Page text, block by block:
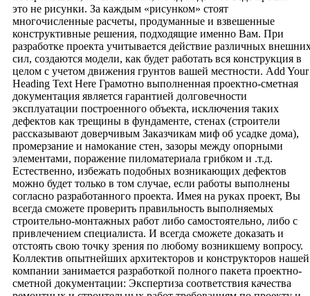
это не рисунки. За каждым «рисунком» стоят
многочисленные расчеты, продуманные и взвешенные
конструктивные решения, подходящие именно Вам. При
разработке проекта учитывается действие различных
сил, создаются модели, как будет работать вся конструкция в
целом с учетом движения грунтов вашей местности. Add Your
Heading Text Here Грамотно выполненная проектно-сметная
документация является гарантией долговечности
эксплуатации построенного объекта, исключения таких
дефектов как трещины в фундаменте, стенах (строители
рассказывают доверчивым Заказчикам миф об усадке дома),
промерзание и намокание стен, зазоры между опорными
элементами, поражение пиломатериала грибком и .т.д.
Естественно, избежать подобных возникающих дефектов
можно будет только в том случае, если работы выполнены
согласно разработанного проекта. Имея на руках проект, Вы
всегда сможете проверить правильность выполняемых
строительно-монтажных работ либо самостоятельно, либо с
привлечением специалиста. И всегда сможете доказать и
отстоять свою точку зрения по любому возникшему вопросу.
Коллектив опытнейших архитекторов и конструкторов нашей
компании занимается разработкой полного пакета проектно-
сметной документации: Экспертиза соответствия качества